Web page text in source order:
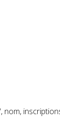
nom,